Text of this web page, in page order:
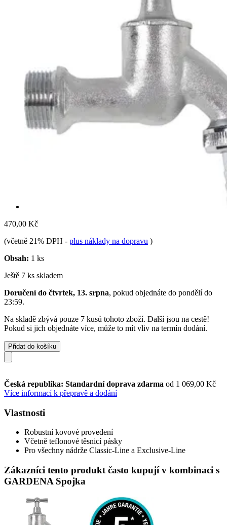
470,00 Kč
(včetně 21% DPH - plus náklady na dopravu )
Obsah: 1 ks
Ještě 7 ks skladem
Doručení do čtvrtek, 13. srpna, pokud objednáte do pondělí do
23:59.
Na skladě zbývá pouze 7 kusů tohoto zboží. Další jsou na cestě!
Pokud si jich objednáte více, může to mít vliv na termín dodání.
Přidat do košíku
Česká republika: Standardní doprava zdarma od 1 069,00 Kč
Více informací k přepravě a dodání
Vlastnosti
Robustní kovové provedení
Včetně teflonové těsnicí pásky
Pro všechny nádrže Classic-Line a Exclusive-Line
Zákazníci tento produkt často kupují v kombinaci s
GARDENA Spojka